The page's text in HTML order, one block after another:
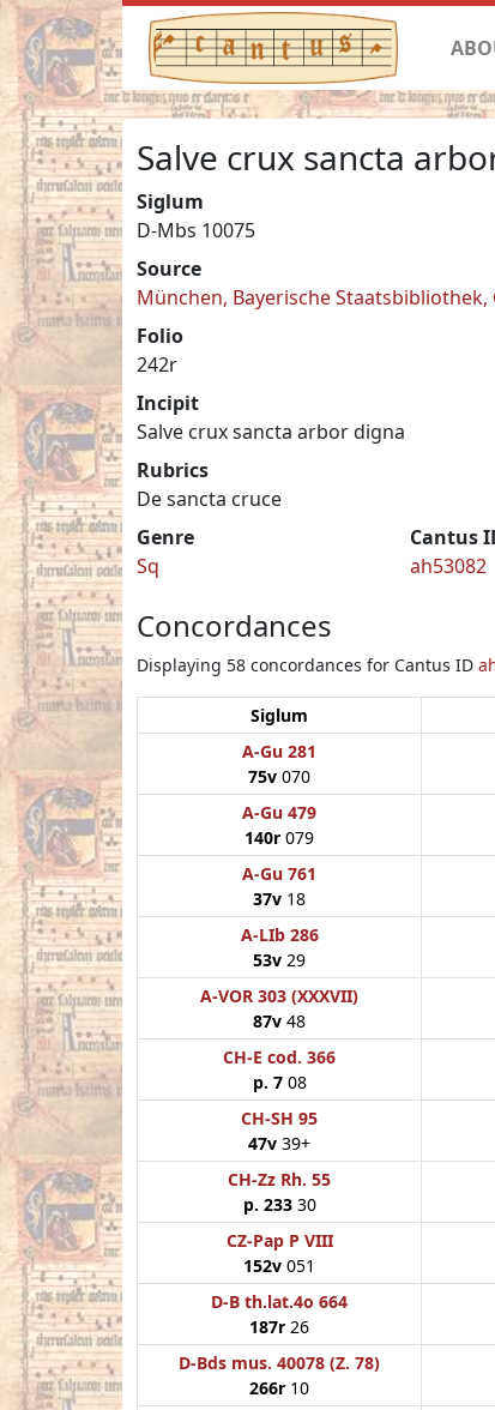
Salve crux sancta
Siglum
D-Mbs 10075
Source
München, Bayerische Staatsbibliothek,
Folio
242r
Incipit
Salve crux sancta arbor digna
Rubrics
De sancta cruce
Genre
Sq
Cantus
ah53082
Concordances
Displaying 58 concordances for Cantus ID
Siglum
A-Gu 281
75v 070
A-Gu 479
140r 079
A-Gu 761
37v 18
A-LIb 286
53v 29
A-VOR 303 (XXXVII)
87v 48
CH-E cod. 366
p. 708
CH-SH 95
47v 39+
CH-Zz Rh. 55
p. 23330
CZ-Pap P VIII
152v 051
D-B th.lat.4o 664
187r 26
D-Bds mus. 40078 (Z. 78)
266r 10